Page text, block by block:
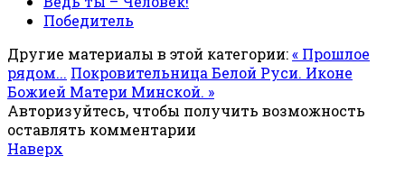
Победитель
Другие материалы в этой категории:« Прошлое
рядом... Покровительница Белой Руси. Иконе
Божией Матери Минской. »
Авторизуйтесь, чтобы получить возможность
оставлять комментарии
Наверх